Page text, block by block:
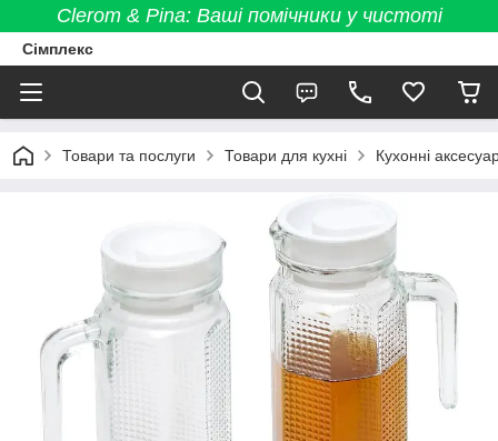
Clerom & Pina: Ваші помічники у чистоті
Сімплекс
Товари та послуги Товари для кухні Кухонні